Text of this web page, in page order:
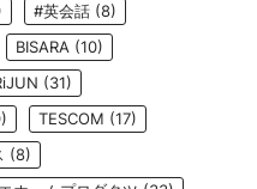
#英会話 (8)
BISARA (10)
(31)
TESCOM (17)
(8)